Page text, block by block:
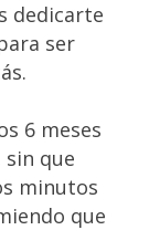
dedicarte
ser
6 meses
que
minutos
que